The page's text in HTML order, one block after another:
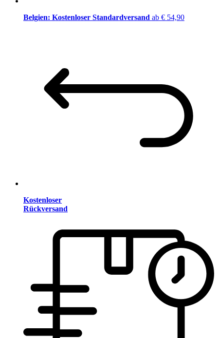
Belgien: Kostenloser Standardversand ab € 54,90
Kostenloser
Rückversand